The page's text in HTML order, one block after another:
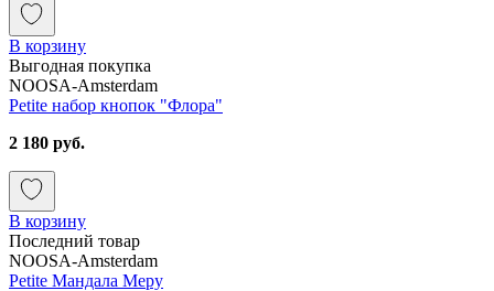
В корзину
Выгодная покупка
NOOSA-Amsterdam
Petite набор кнопок "Флора"
2 180 руб.
В корзину
Последний товар
NOOSA-Amsterdam
Petite Мандала Меру